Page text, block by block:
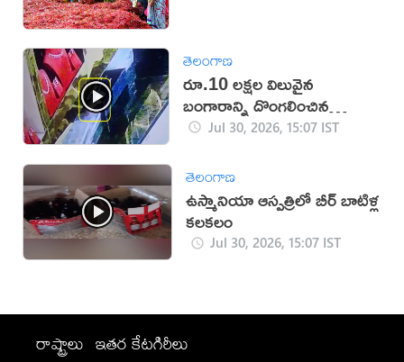
తెలంగాణ
రూ.10 లక్షల విలువైన
బంగారాన్ని దొంగలించిన
‘ఎలుక’ (వీడియో)
Jul 30, 2026, 15:07 IST
తెలంగాణ
ఉస్మానియా ఆస్పత్రిలో బీర్ బాటిళ్ల
కలకలం
Jul 30, 2026, 15:07 IST
రాష్ట్రాలు ఇతర కేటగిరీలు